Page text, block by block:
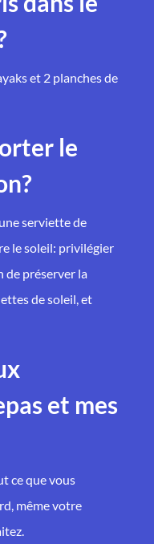
et 2 planches de
le
serviette de
le soleil: privilégier
de préserver la
de soleil, et
et mes
ce que vous
même votre